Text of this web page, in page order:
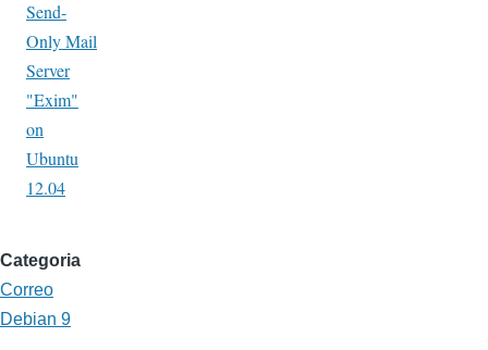
Send-
Only Mail
Server
"Exim"
on
Ubuntu
12.04
Categoria
Correo
Debian 9